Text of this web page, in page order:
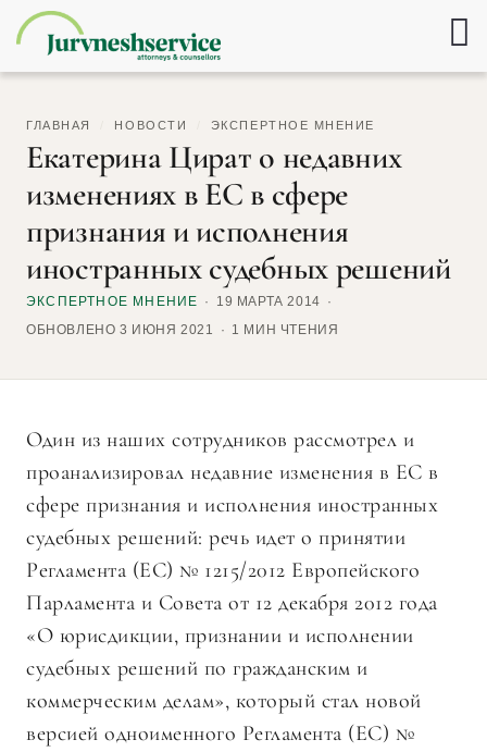
ГЛАВНАЯ НОВОСТИ ЭКСПЕРТНОЕ МНЕНИЕ
Екатерина Цират о недавних
изменениях в ЕС в сфере
признания и исполнения
иностранных судебных решений
ЭКСПЕРТНОЕ МНЕНИЕ
19 МАРТА 2014
ОБНОВЛЕНО 3 ИЮНЯ 2021
1 МИН ЧТЕНИЯ
Один из наших сотрудников рассмотрел и
проанализировал недавние изменения в ЕС в
сфере признания и исполнения иностранных
судебных решений: речь идет о принятии
Регламента (ЕС) № 1215/2012 Европейского
Парламента и Совета от 12 декабря 2012 года
«О юрисдикции, признании и исполнении
судебных решений по гражданским и
коммерческим делам», который стал новой
версией одноименного Регламента (ЕС) №